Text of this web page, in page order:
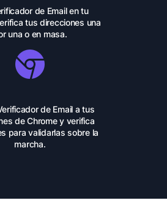
de Email en tu
tus direcciones una
una o en masa.
de Email a tus
de Chrome y verifica
para validarlas sobre la
marcha.